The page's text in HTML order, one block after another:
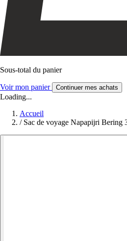
Sous-total du panier
Voir mon panier Continuer mes achats
Loading...
Accueil
/ Sac de voyage Napapijri Bering